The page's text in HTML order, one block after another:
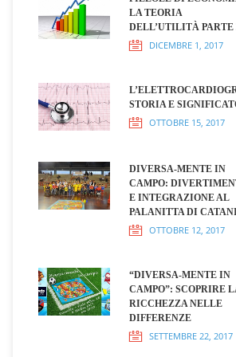
LA TEORIA
DELL’UTILITÀ PARTE
DICEMBRE 1, 2017
STORIA E
OTTOBRE 15, 2017
DIVERSA-MENTE IN
CAMPO:
E INTEGRAZIONE AL
PALANITTA DI
OTTOBRE 12, 2017
“DIVERSA-MENTE IN
CAMPO”: SCOPRIRE
RICCHEZZA NELLE
DIFFERENZE
SETTEMBRE 22, 2017